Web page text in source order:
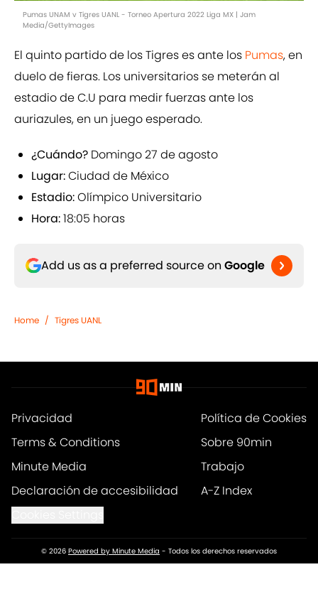
Pumas UNAM v Tigres UANL - Torneo Apertura 2022 Liga MX | Jam
Media/GettyImages
El quinto partido de los Tigres es ante los Pumas, en
duelo de fieras. Los universitarios se meterán al
estadio de C.U para medir fuerzas ante los
auriazules, en un juego esperado.
¿Cuándo? Domingo 27 de agosto
Lugar:Ciudad de México
Estadio:Olímpico Universitario
Hora:18:05 horas
Add us as a preferred source on Google
Home / Tigres UANL
Privacidad
Política de Cookies
Terms & Conditions
Sobre 90min
Minute Media
Trabajo
Declaración de accesibilidad
A-Z Index
© 2026 Powered by Minute Media - Todos los derechos reservados